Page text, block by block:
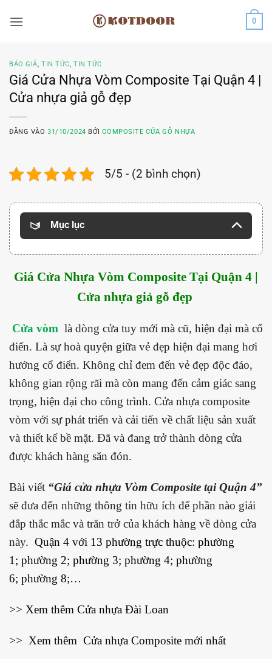
qua
0
BÁO GIÁ,TIN TỨC,TIN TỨC
Giá Cửa Nhựa Vòm Composite Tại Quận 4 |
Cửa nhựa giả gỗ đẹp
ĐĂNG VÀO31/10/2024 BỞICOMPOSITE CỬA GỖ NHỰA
5/5 - (2 bình chọn)
Mục lục
Giá Cửa Nhựa Vòm Composite Tại Quận 4 |
Cửa nhựa giả gỗ đẹp
Cửa vòm là dòng cửa tuy mới mà cũ, hiện đại mà cổ
điển. Là sự hoà quyện giữa vẻ đẹp hiện đại mang hơi
hướng cổ điển. Không chỉ đem đến vẻ đẹp độc đáo,
không gian rộng rãi mà còn mang đến cảm giác sang
trọng, hiện đại cho công trình. Cửa nhựa composite
vòm với sự phát triển và cải tiến về chất liệu sản xuất
và thiết kế bề mặt. Đã và đang trở thành dòng cửa
được khách hàng săn đón.
Bài viết “Giá cửa nhựa Vòm Composite tại Quận 4”
sẽ đưa đến những thông tin hữu ích để phần nào giải
đắp thắc mắc và trăn trở của khách hàng về dòng cửa
này. Quận 4 với 13 phường trực thuộc: phường
1 ; phường 2; phường 3; phường 4; phường
6; phường 8;…
>> Xem thêm Cửa nhựa Đài Loan
>> Xem thêm Cửa nhựa Composite mới nhất